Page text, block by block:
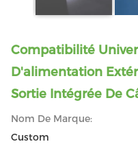
Compatibilité
D'alimentation
Sortie Intégrée De
Nom De Marque:
Custom